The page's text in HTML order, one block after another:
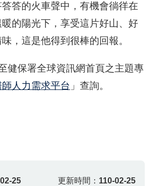
答的火車聲中，有機會徜徉在
的陽光下，享受這片好山、好
，這是他得到很棒的回報。
保署全球資訊網首頁之主題專
人力需求平台 」查詢。
25 更新時間： 110-02-25